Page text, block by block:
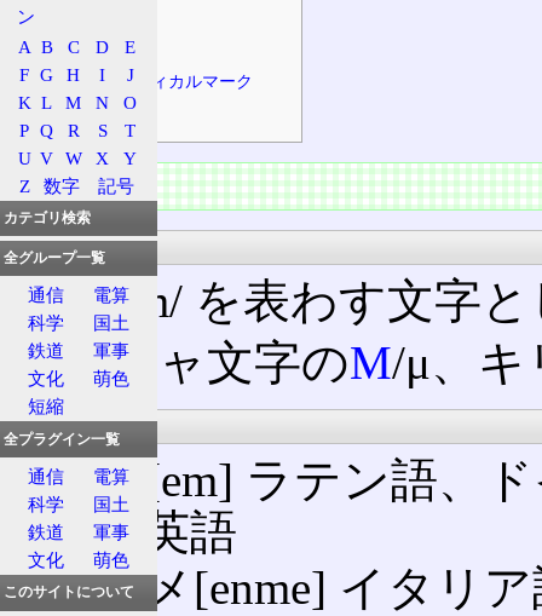
符号
関連する文字
ダイアクリティカルマーク
その他
文字
用途
音素 /m/ を表わす文字
ギリシャ文字のΜ/μ、
呼称
エム[em] ラテン語、
日本英語
エンメ[enme] イタリ
ン
A B C D
E
F G H I
J
K L M N
O
P Q R S
T
U V W X
Y
Z
数字 記号
カテゴリ検索
全グループ一覧
通信
電算
科学
国土
鉄道
軍事
文化
萌色
短縮
全プラグイン一覧
通信
電算
科学
国土
鉄道
軍事
文化
萌色
このサイトについて